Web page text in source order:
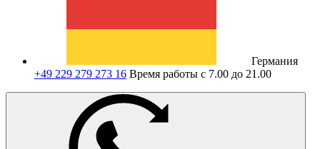
Германия
+49 229 279 273 16 Время работы с 7.00 до 21.00